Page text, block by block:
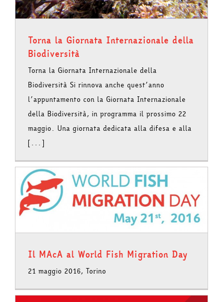
Torna la Giornata Internazionale della
Biodiversità
Torna la Giornata Internazionale della
Biodiversità Si rinnova anche quest’anno
l’appuntamento con la Giornata Internazionale
della Biodiversità, in programma il prossimo 22
maggio. Una giornata dedicata alla difesa e alla
[...]
Il MAcA al World Fish Migration Day
21 maggio 2016, Torino